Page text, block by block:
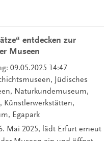
entdecken zur
Museen
09.05.2025 14:47
Jüdisches
Naturkundemuseum,
Künstlerwerkstätten,
Egapark
Mai 2025, lädt Erfurt erneut